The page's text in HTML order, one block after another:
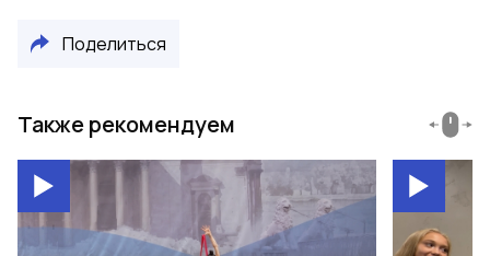
Поделиться
Также рекомендуем